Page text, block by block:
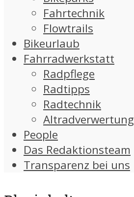
Fahrtechnik
Flowtrails
Bikeurlaub
Fahrradwerkstatt
Radpflege
Radtipps
Radtechnik
Altradverwertung
People
Das Redaktionsteam
Transparenz bei uns